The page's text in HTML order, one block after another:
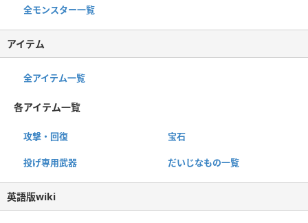
全モンスター一覧
アイテム
全アイテム一覧
各アイテム一覧
攻撃・回復 宝石
投げ専用武器 だいじなもの一覧
英語版wiki